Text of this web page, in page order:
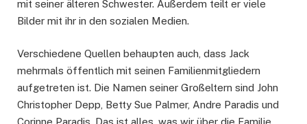
mit seiner älteren Schwester. Außerdem teilt er viele
Bilder mit ihr in den sozialen Medien.
Verschiedene Quellen behaupten auch, dass Jack
mehrmals öffentlich mit seinen Familienmitgliedern
aufgetreten ist. Die Namen seiner Großeltern sind John
Christopher Depp, Betty Sue Palmer, Andre Paradis und
Corinne Paradis. Das ist alles, was wir über die Familie